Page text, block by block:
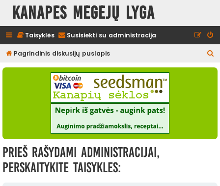
Kanapės mėgėjų lyga
Taisyklės Susisiekti su administracija
Pagrindinis diskusijų puslapis
e
Prieš rašydami administracijai,
perskaitykite taisykles: